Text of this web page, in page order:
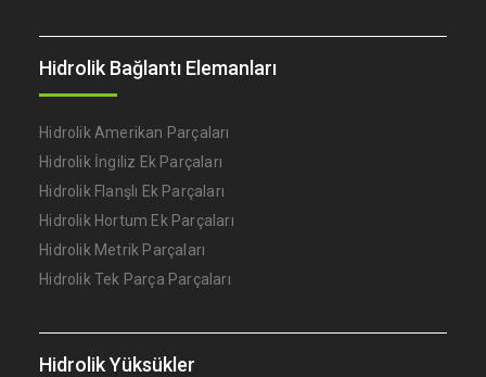
Hidrolik Bağlantı Elemanları
Hidrolik Amerikan Parçaları
Hidrolik İngiliz Ek Parçaları
Hidrolik Flanşlı Ek Parçaları
Hidrolik Hortum Ek Parçaları
Hidrolik Metrik Parçaları
Hidrolik Tek Parça Parçaları
Hidrolik Yüksükler